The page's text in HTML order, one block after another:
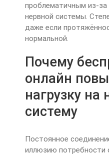
проблематичным из-за
нервной системы.
даже если
нормальной.
Почему
онлайн
нагрузку на
систему
Постоянное
иллюзию потребности